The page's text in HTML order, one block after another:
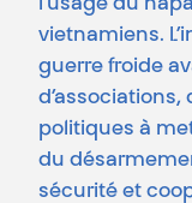
l’usage du
vietnamiens.
guerre froide
d’associations,
politiques à
du
sécurité et